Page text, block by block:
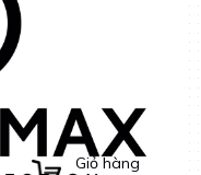
Giỏ hàng